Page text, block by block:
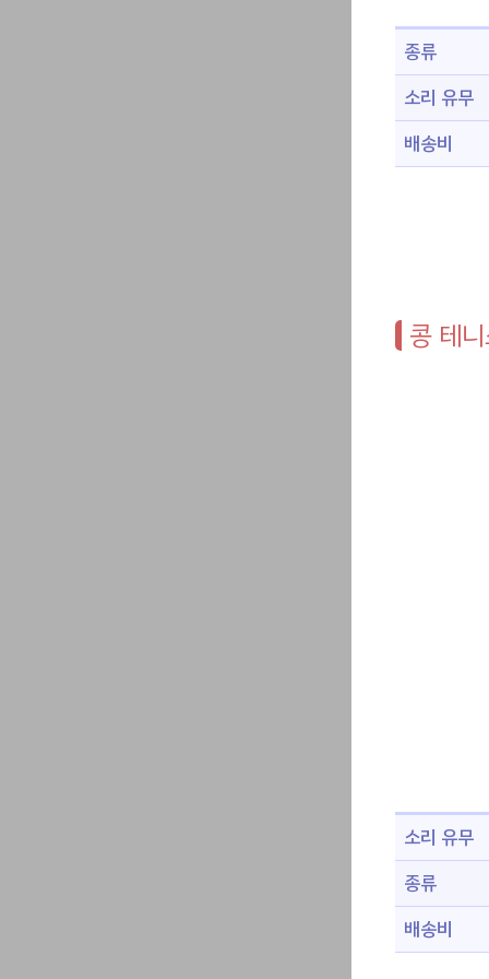
종류
소리 유무
배송비
콩 테
소리 유무
종류
배송비